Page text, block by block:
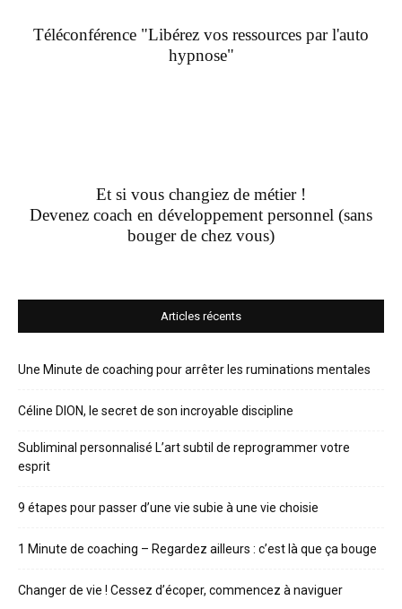
Téléconférence "Libérez vos ressources par l'auto
hypnose"
Et si vous changiez de métier !
Devenez coach en développement personnel (sans
bouger de chez vous)
Articles récents
Une Minute de coaching pour arrêter les ruminations mentales
Céline DION, le secret de son incroyable discipline
Subliminal personnalisé L’art subtil de reprogrammer votre
esprit
9 étapes pour passer d’une vie subie à une vie choisie
1 Minute de coaching – Regardez ailleurs : c’est là que ça bouge
Changer de vie ! Cessez d’écoper, commencez à naviguer